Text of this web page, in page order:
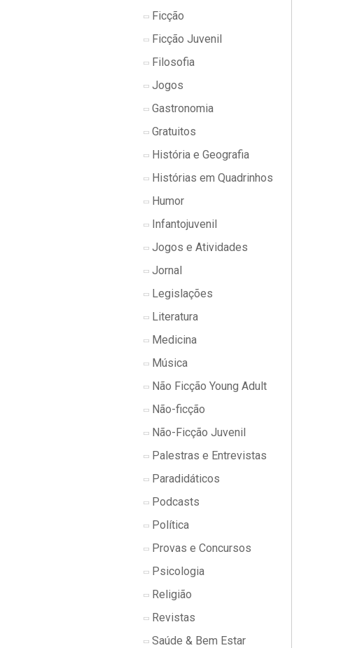
Ficção
Ficção Juvenil
Filosofia
Jogos
Gastronomia
Gratuitos
História e Geografia
Histórias em Quadrinhos
Humor
Infantojuvenil
Jogos e Atividades
Jornal
Legislações
Literatura
Medicina
Música
Não Ficção Young Adult
Não-ficção
Não-Ficção Juvenil
Palestras e Entrevistas
Paradidáticos
Podcasts
Política
Provas e Concursos
Psicologia
Religião
Revistas
Saúde & Bem Estar